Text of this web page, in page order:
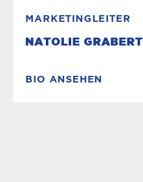
MARKETINGLEITER
NATOLIE GRABERT
BIO ANSEHEN